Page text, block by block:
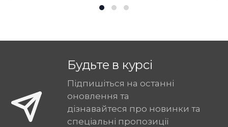
Будьте в курсі
Підпишіться на останні
оновлення та
дізнавайтеся про новинки та
спеціальні пропозиції